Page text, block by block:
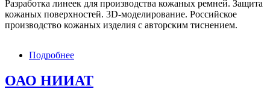
университет)
МАДИ
Разработка линеек для производства кожаных ремней. Защита
кожаных поверхностей. 3D-моделирование. Российское
производство кожаных изделия с авторским тиснением.
Подробнее
Мастер
ОАО НИИАТ